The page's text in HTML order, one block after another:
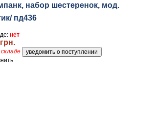
набор шестеренок, мод.
пд436
нет